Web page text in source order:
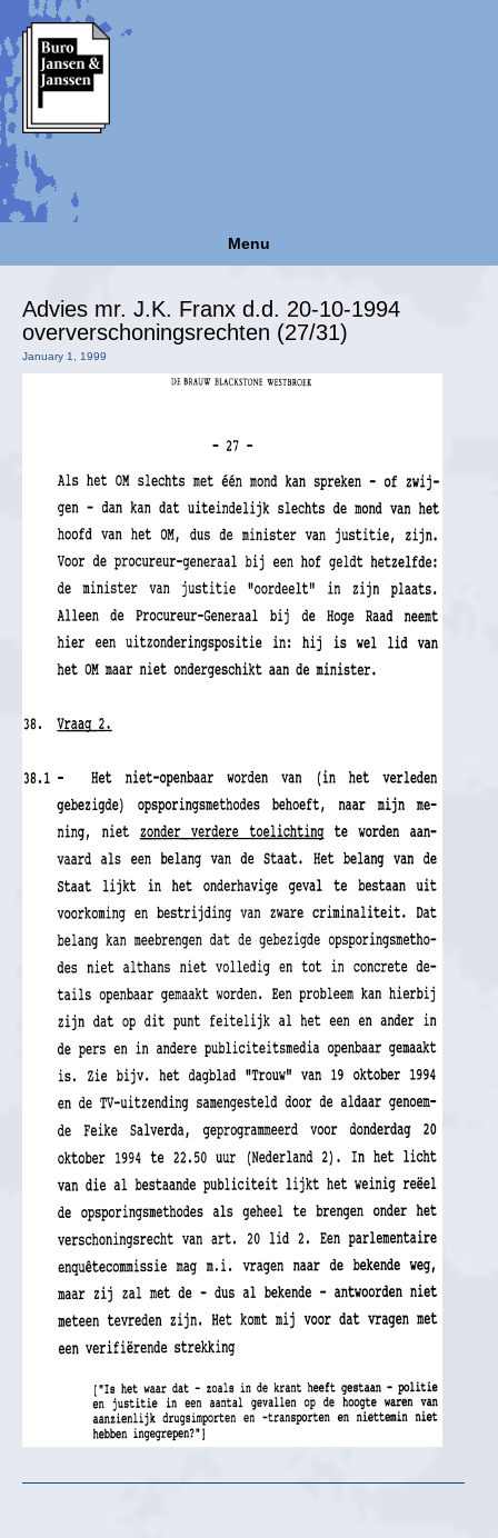
Menu
Advies mr. J.K. Franx d.d. 20-10-1994
oververschoningsrechten (27/31)
January 1, 1999